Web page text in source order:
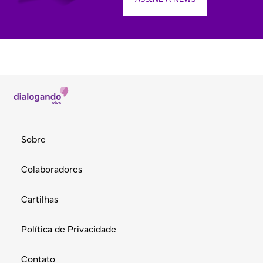
Sobre
Colaboradores
Cartilhas
Política de Privacidade
Contato